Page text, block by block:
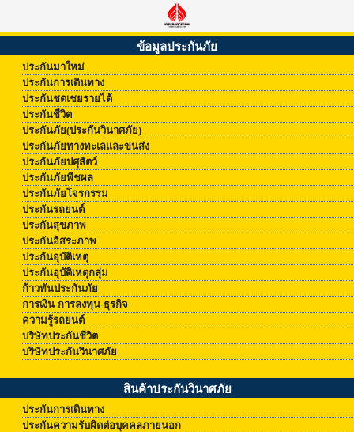
ข้อมูลประกันภัย
ประกันมาใหม่
ประกันการเดินทาง
ประกันชดเชยรายได้
ประกันชีวิต
ประกันภัย(ประกันวินาศภัย)
ประกันภัยทางทะเลและขนส่ง
ประกันภัยปศุสัตว์
ประกันภัยพืชผล
ประกันภัยโจรกรรม
ประกันรถยนต์
ประกันสุขภาพ
ประกันอิสระภาพ
ประกันอุบัติเหตุ
ประกันอุบัติเหตุกลุ่ม
ก้าวทันประกันภัย
การเงิน-การลงทุน-ธุรกิจ
ความรู้รถยนต์
บริษัทประกันชีวิต
บริษัทประกันวินาศภัย
สินค้าประกันวินาศภัย
ประกันการเดินทาง
ประกันความรับผิดต่อบุคคลภายนอก